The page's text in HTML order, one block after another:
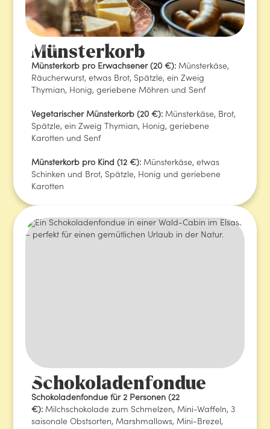
Münsterkorb
Münsterkorb pro Erwachsener (20 €): Münsterkäse,
Räucherwurst, etwas Brot, Spätzle, ein Zweig
Thymian, Honig, geriebene Möhren und Senf
Vegetarischer Münsterkorb (20 €): Münsterkäse, Brot,
Spätzle, ein Zweig Thymian, Honig, geriebene
Karotten und Senf
Münsterkorb pro Kind (12 €): Münsterkäse, etwas
Schinken und Brot, Spätzle, Honig und geriebene
Karotten
Schokoladenfondue
Schokoladenfondue für 2 Personen (22
€): Milchschokolade zum Schmelzen, Mini-Waffeln, 3
saisonale Obstsorten, Marshmallows, Mini-Brezel,